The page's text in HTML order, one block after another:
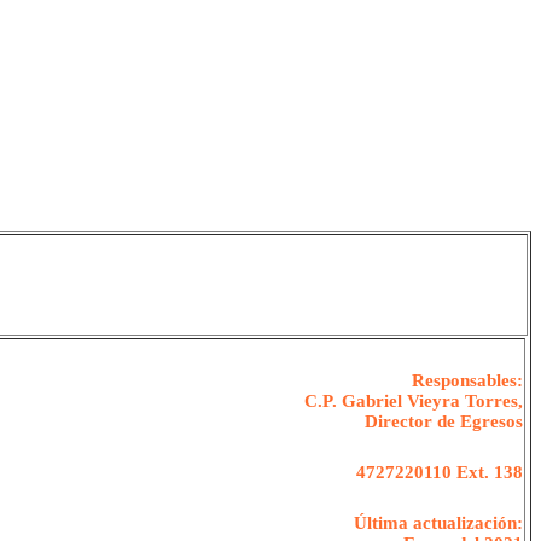
Responsables:
C.P. Gabriel Vieyra Torres,
Director de Egresos
4727220110 Ext. 138
Última actualización: